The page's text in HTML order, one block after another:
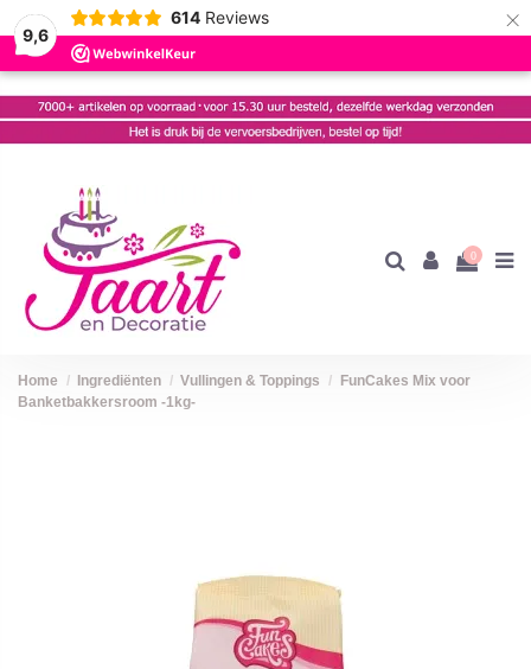
9,6
614 Reviews ×
0
Home Ingrediënten Vullingen & Toppings
FunCakes Mix voor
Banketbakkersroom -1kg-